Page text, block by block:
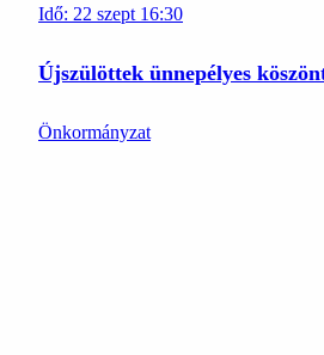
Idő: 22 szept 16:30
Újszülöttek ünnepélyes
Önkormányzat